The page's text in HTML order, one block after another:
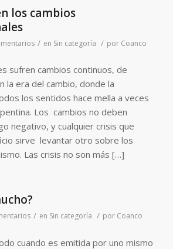
los cambios
/ en Sin categoría / por Coanco
sufren cambios continuos, de
la era del cambio, donde la
los sentidos hace mella a veces
Los cambios no deben
negativo, y cualquier crisis que
sirve levantar otro sobre los
Las crisis no son más […]
/ en Sin categoría / por Coanco
cuando es emitida por uno mismo